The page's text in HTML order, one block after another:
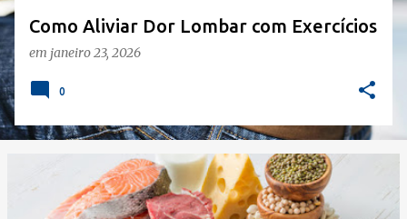
s
Como Aliviar Dor Lombar com Exercícios
em janeiro 23, 2026
0